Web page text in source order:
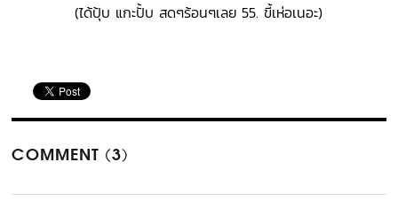
(ได้ปุ้บ แกะปั้บ สดๆร้อนๆเลย 55. ขี้เห่อเนอะ)
COMMENT (3)